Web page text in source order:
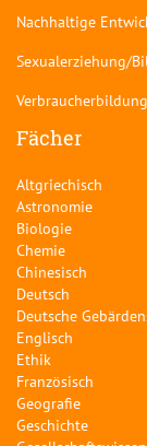
Nachhaltige
Sexualerziehung/
Verbraucherbildung
Fächer
Altgriechisch
Astronomie
Biologie
Chemie
Chinesisch
Deutsch
Deutsche
Englisch
Ethik
Französisch
Geografie
Geschichte